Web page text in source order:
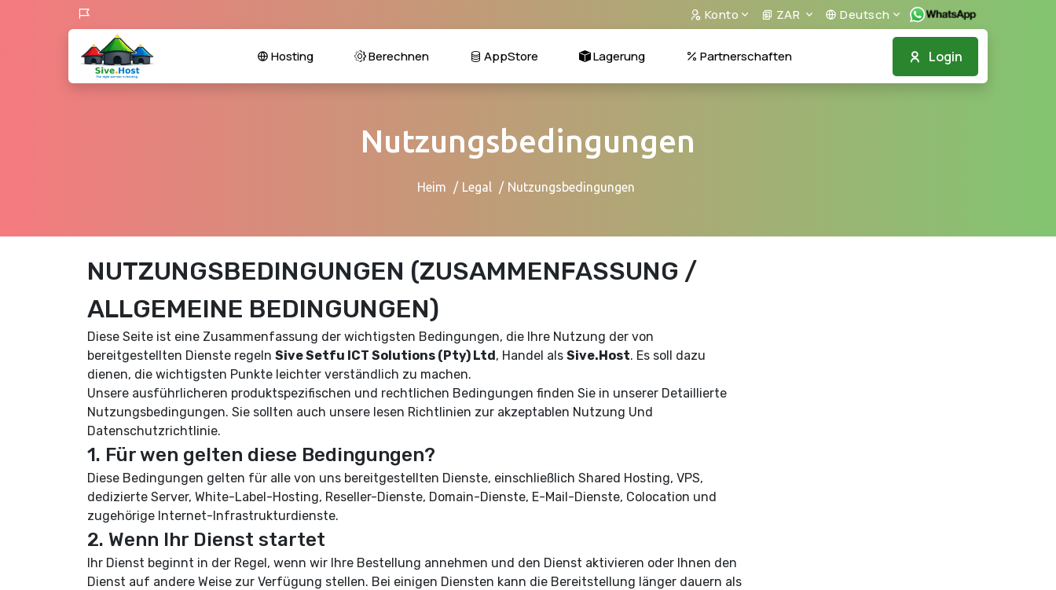
Konto ZAR Deutsch
Login
Hosting Berechnen AppStore Lagerung Partnerschaften
Nutzungsbedingungen
Heim Legal Nutzungsbedingungen
NUTZUNGSBEDINGUNGEN (ZUSAMMENFASSUNG /
ALLGEMEINE BEDINGUNGEN)
Diese Seite ist eine Zusammenfassung der wichtigsten Bedingungen, die Ihre Nutzung der von
bereitgestellten Dienste regeln Sive Setfu ICT Solutions (Pty) Ltd, Handel als Sive.Host. Es soll dazu
dienen, die wichtigsten Punkte leichter verständlich zu machen.
Unsere ausführlicheren produktspezifischen und rechtlichen Bedingungen finden Sie in unserer Detaillierte
Nutzungsbedingungen. Sie sollten auch unsere lesen Richtlinien zur akzeptablen Nutzung Und
Datenschutzrichtlinie.
1. Für wen gelten diese Bedingungen?
Diese Bedingungen gelten für alle von uns bereitgestellten Dienste, einschließlich Shared Hosting, VPS,
dedizierte Server, White-Label-Hosting, Reseller-Dienste, Domain-Dienste, E-Mail-Dienste, Colocation und
zugehörige Internet-Infrastrukturdienste.
2. Wenn Ihr Dienst startet
Ihr Dienst beginnt in der Regel, wenn wir Ihre Bestellung annehmen und den Dienst aktivieren oder Ihnen den
Dienst auf andere Weise zur Verfügung stellen. Bei einigen Diensten kann die Bereitstellung länger dauern als